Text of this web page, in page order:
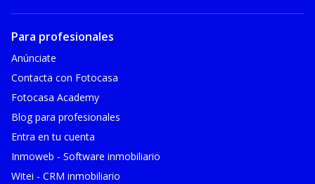
Para profesionales
Anúnciate
Contacta con Fotocasa
Fotocasa Academy
Blog para profesionales
Entra en tu cuenta
Inmoweb - Software inmobiliario
Witei - CRM inmobiliario